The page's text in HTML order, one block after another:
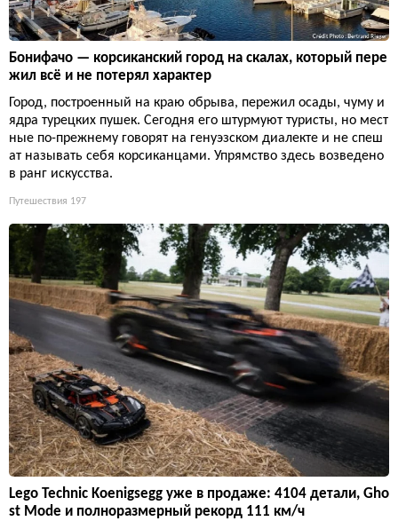
Бонифачо — корсиканский город на скалах, который пере
жил всё и не потерял характер
Город, построенный на краю обрыва, пережил осады, чуму и
ядра турецких пушек. Сегодня его штурмуют туристы, но мест
ные по-прежнему говорят на генуэзском диалекте и не спеш
ат называть себя корсиканцами. Упрямство здесь возведено
в ранг искусства.
Путешествия 197
Lego Technic Koenigsegg уже в продаже: 4104 детали, Gho
st Mode и полноразмерный рекорд 111 км/ч